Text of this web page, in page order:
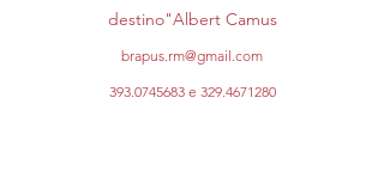
destino"Albert Camus
brapus.rm@gmail.com
393.0745683e 329.4671280